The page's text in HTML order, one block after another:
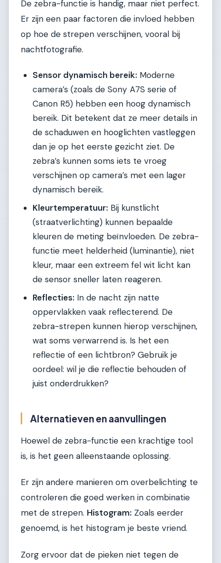
De zebra-functie is handig, maar niet perfect.
Er zijn een paar factoren die invloed hebben
op hoe de strepen verschijnen, vooral bij
nachtfotografie.
Sensor dynamisch bereik: Moderne
camera’s (zoals de Sony A7S serie of
Canon R5) hebben een hoog dynamisch
bereik. Dit betekent dat ze meer details in
de schaduwen en hooglichten vastleggen
dan je op het eerste gezicht ziet. De
zebra’s kunnen soms iets te vroeg
verschijnen op camera’s met een lager
dynamisch bereik.
Kleurtemperatuur: Bij kunstlicht
(straatverlichting) kunnen bepaalde
kleuren de meting beïnvloeden. De zebra-
functie meet helderheid (luminantie), niet
kleur, maar een extreem fel wit licht kan
de sensor sneller laten reageren.
Reflecties: In de nacht zijn natte
oppervlakken vaak reflecterend. De
zebra-strepen kunnen hierop verschijnen,
wat soms verwarrend is. Is het een
reflectie of een lichtbron? Gebruik je
oordeel: wil je die reflectie behouden of
juist onderdrukken?
Alternatieven en aanvullingen
Hoewel de zebra-functie een krachtige tool
is, is het geen alleenstaande oplossing.
Er zijn andere manieren om overbelichting te
controleren die goed werken in combinatie
met de strepen. Histogram: Zoals eerder
genoemd, is het histogram je beste vriend.
Zorg ervoor dat de pieken niet tegen de